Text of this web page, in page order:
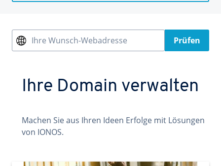
Ihre Wunsch-Webadresse Prüfen
Ihre Domain verwalten
Machen Sie aus Ihren Ideen Erfolge mit Lösungen
von IONOS.